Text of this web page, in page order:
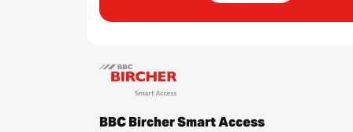
BBC Bircher Smart Access